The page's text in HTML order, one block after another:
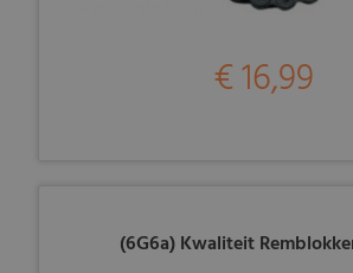
€ 16,99
(6G6a) Kwaliteit